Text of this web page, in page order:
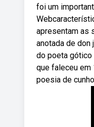
foi um
apresentam as
anotada de
do poeta gótico
que faleceu em
poesia de